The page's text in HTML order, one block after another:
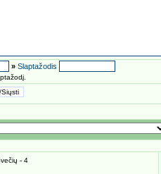
» Slaptažodis
- 4